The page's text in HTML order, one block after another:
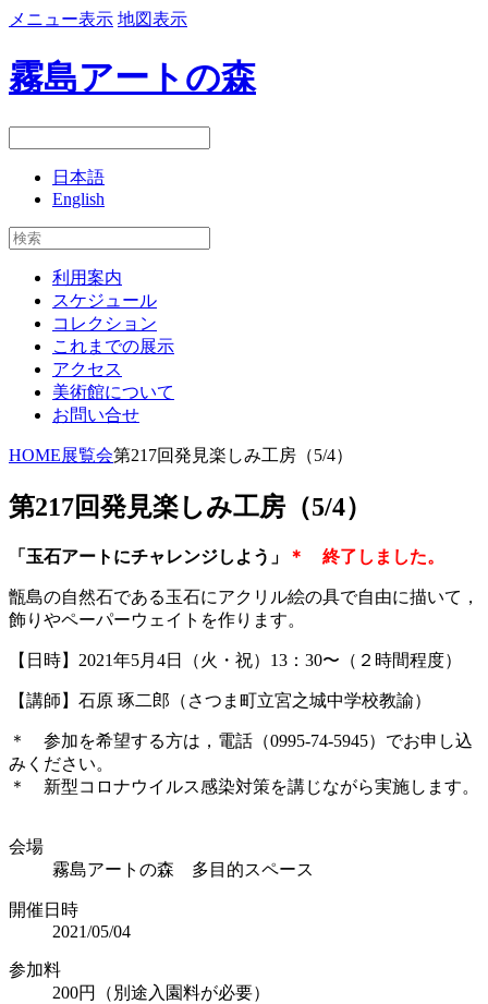
メニュー表示 地図表示
霧島アートの森
日本語
English
利用案内
スケジュール
コレクション
これまでの展示
アクセス
美術館について
お問い合せ
HOME展覧会第217回発見楽しみ工房（5/4）
第217回発見楽しみ工房（5/4）
「玉石アートにチャレンジしよう」 ＊ 終了しました。
甑島の自然石である玉石にアクリル絵の具で自由に描いて，
飾りやペーパーウェイトを作ります。
【日時】2021年5月4日（火・祝）13：30〜（２時間程度）
【講師】石原 琢二郎（さつま町立宮之城中学校教諭）
＊ 参加を希望する方は，電話（0995-74-5945）でお申し込
みください。
＊ 新型コロナウイルス感染対策を講じながら実施します。
会場
霧島アートの森 多目的スペース
開催日時
2021/05/04
参加料
200円（別途入園料が必要）